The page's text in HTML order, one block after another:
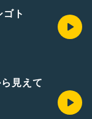
ト
見えて